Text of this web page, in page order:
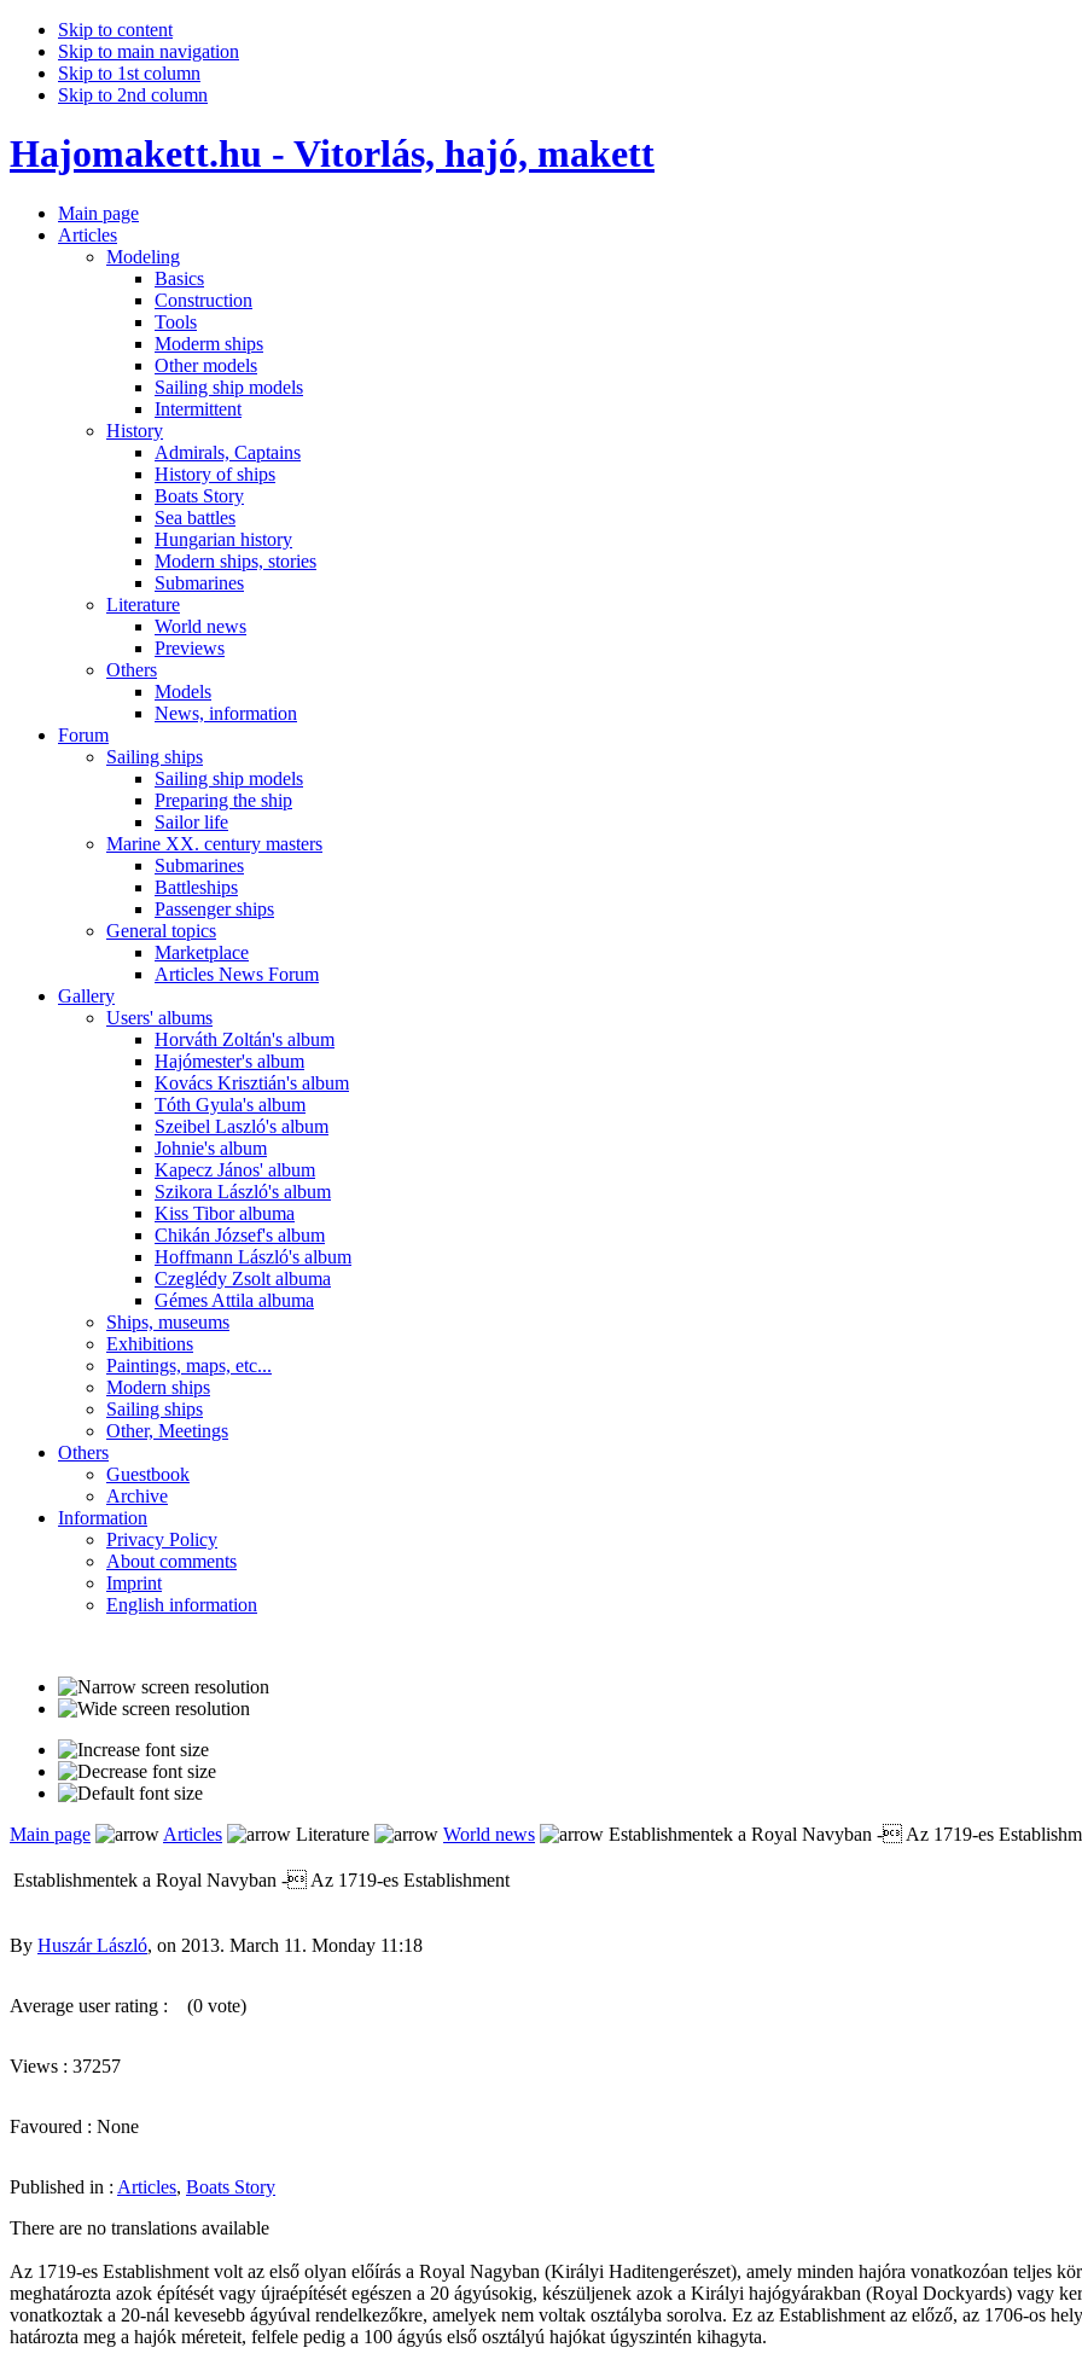
Skip to content
Skip to main navigation
Skip to 1st column
Skip to 2nd column
Hajomakett.hu - Vitorlás, hajó, makett
Main page
Articles
Modeling
Basics
Construction
Tools
Moderm ships
Other models
Sailing ship models
Intermittent
History
Admirals, Captains
History of ships
Boats Story
Sea battles
Hungarian history
Modern ships, stories
Submarines
Literature
World news
Previews
Others
Models
News, information
Forum
Sailing ships
Sailing ship models
Preparing the ship
Sailor life
Marine XX. century masters
Submarines
Battleships
Passenger ships
General topics
Marketplace
Articles News Forum
Gallery
Users' albums
Horváth Zoltán's album
Hajómester's album
Kovács Krisztián's album
Tóth Gyula's album
Szeibel Laszló's album
Johnie's album
Kapecz János' album
Szikora László's album
Kiss Tibor albuma
Chikán József's album
Hoffmann László's album
Czeglédy Zsolt albuma
Gémes Attila albuma
Ships, museums
Exhibitions
Paintings, maps, etc...
Modern ships
Sailing ships
Other, Meetings
Others
Guestbook
Archive
Information
Privacy Policy
About comments
Imprint
English information
Main page Articles Literature World news Establishmentek a Royal Navyban - Az 1719-es
Establishmentek a Royal Navyban - Az 1719-es Establishment
By Huszár László, on 2013. March 11. Monday 11:18
Average user rating : (0 vote)
Views : 37257
Favoured : None
Published in : Articles, Boats Story
There are no translations available
Az 1719-es Establishment volt az első olyan előírás a Royal Nagyban (Királyi Haditengerészet), amely minden hajóra vonatkozóan teljes
meghatározta azok építését vagy újraépítését egészen a 20 ágyúsokig, készüljenek azok a Királyi hajógyárakban (Royal Dockyards) vagy
vonatkoztak a 20-nál kevesebb ágyúval rendelkezőkre, amelyek nem voltak osztályba sorolva. Ez az Establishment az előző, az 1706-os
határozta meg a hajók méreteit, felfele pedig a 100 ágyús első osztályú hajókat úgyszintén kihagyta.